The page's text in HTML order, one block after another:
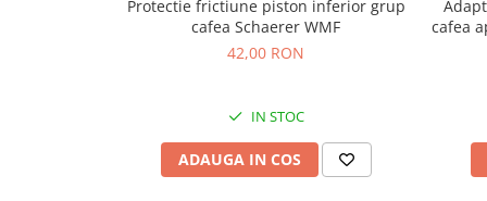
Protectie frictiune piston inferior grup
cafea Schaerer WMF
42,00 RON
IN STOC
ADAUGA IN COS
cafea